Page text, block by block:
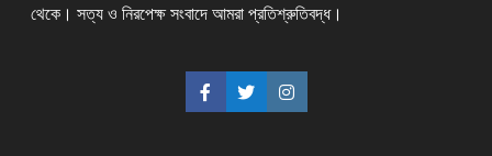
থেকে। সত্য ও নিরপেক্ষ সংবাদে আমরা প্রতিশ্রুতিবদ্ধ।